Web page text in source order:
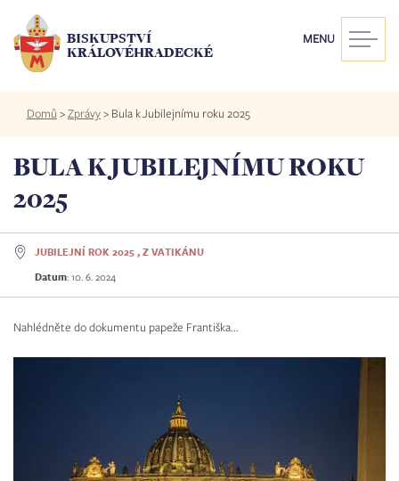
hlavnímu
obsahu
BISKUPSTVÍ
KRÁLOVÉHRADECKÉ
MENU
Drobečková
navigace
Domů >Zprávy> Bula k Jubilejnímu roku 2025
BULA K JUBILEJNÍMU ROKU
2025
JUBILEJNÍ ROK 2025 , Z VATIKÁNU
Datum: 10. 6. 2024
Nahlédněte do dokumentu papeže Františka...